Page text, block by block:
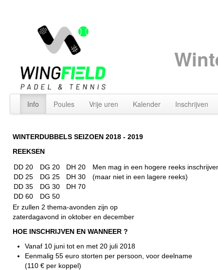
Info Poules Vrije uren Kalender Inschrijven
WINTERDUBBELS SEIZOEN 2018 - 2019
REEKSEN
DD 20
DD 25
DD 35
DD 60
DG 20
DG 25
DG 30
DG 50
DH 20
DH 30
DH 70
Men mag in een hogere reeks
(maar niet in een lagere reeks)
Er zullen 2 thema-avonden zijn op
zaterdagavond in oktober en december
HOE INSCHRIJVEN EN WANNEER ?
Vanaf 10 juni tot en met 20 juli 2018
Eenmalig 55 euro storten per persoon, voor deelname
(110 € per koppel)